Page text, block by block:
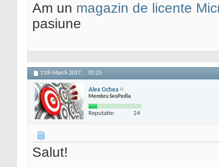
Am un magazin de licente
pasiune
11th March 2017, 01:25
Alex Ochea
Membru SeoPedia
Reputatie: 24
Salut!